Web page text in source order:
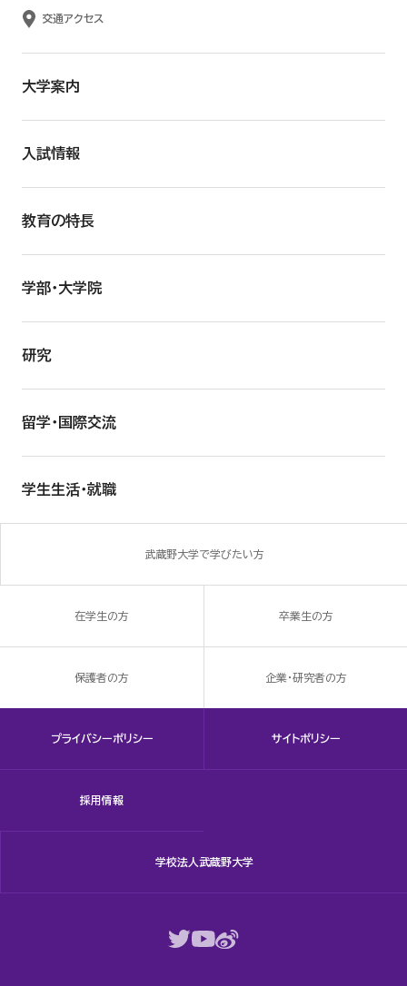
交通アクセス
大学案内
入試情報
教育の特長
学部・大学院
研究
留学・国際交流
学生生活・就職
武蔵野大学で学びたい方
在学生の方 卒業生の方
保護者の方 企業・研究者の方
プライバシーポリシー サイトポリシー
採用情報
学校法人武蔵野大学